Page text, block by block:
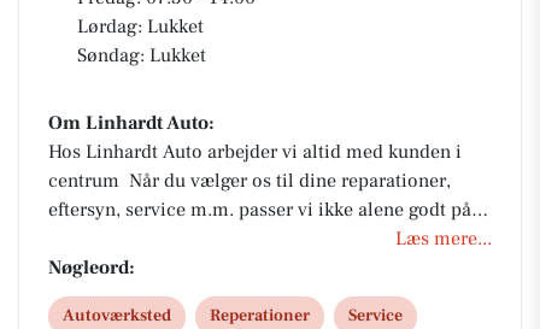
Lørdag: Lukket
Søndag: Lukket
Om Linhardt Auto:
Hos Linhardt Auto arbejder vi altid med kunden i
centrum Når du vælger os til dine reparationer,
eftersyn, service m.m. passer vi ikke alene godt på
din bil, vi sørger også for at du kan komme godt
videre, så hurtigt og smidigt som muligt i vores låne
bil, ganske gratis.
Læs mere...
Nøgleord:
Autoværksted Reperationer Service